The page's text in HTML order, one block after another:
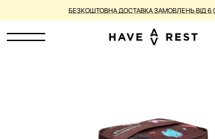
БЕЗКОШТОВНА ДОСТАВКА ЗАМОВЛЕНЬ ВІД 6